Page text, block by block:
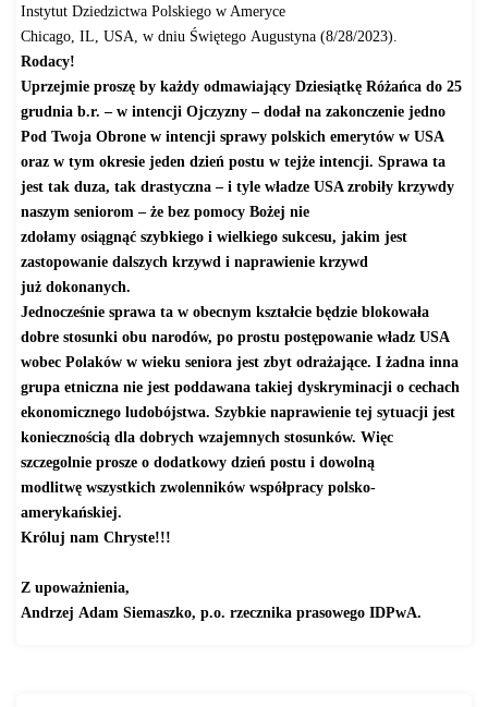
Instytut Dziedzictwa Polskiego w Ameryce
Chicago, IL, USA, w dniu Świętego Augustyna (8/28/2023).
Rodacy!
Uprzejmie proszę by każdy odmawiającyDziesiątkę Różańca do 25
grudnia b.r. – w intencji Ojczyzny – dodał na zakonczenie jedno
Pod Twoja Obrone w intencji sprawy polskich emerytów w USA
oraz w tym okresie jeden dzień postu w tejże intencji. Sprawa ta
jest tak duza, tak drastyczna – i tyle władze USA zrobiły krzywdy
naszym seniorom – że bez pomocy Bożej nie
zdołamy osiągnąć szybkiego i wielkiego sukcesu, jakim jest
zastopowanie dalszych krzywd i naprawienie krzywd
już dokonanych.
Jednocześnie sprawa ta w obecnym kształcie będzie blokowała
dobre stosunki obu narodów, po prostu postępowanie władz USA
wobec Polaków w wieku seniora jest zbyt odrażające. I żadna inna
grupa etniczna nie jest poddawana takiej dyskryminacji o cechach
ekonomicznego ludobójstwa. Szybkie naprawienie tej sytuacji jest
koniecznością dla dobrych wzajemnych stosunków. Więc
szczegolnie prosze o dodatkowy dzień postu i dowolną
modlitwę wszystkich zwolenników współpracy polsko-
amerykańskiej.
Króluj nam Chryste!!!
Z upoważnienia,
Andrzej Adam Siemaszko, p.o. rzecznika prasowego IDPwA.